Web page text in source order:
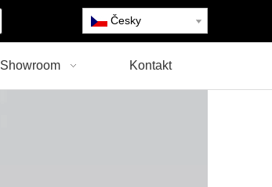
Česky
Showroom Kontakt